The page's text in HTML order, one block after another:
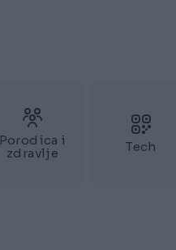
Porodica i
zdravlje
Tech